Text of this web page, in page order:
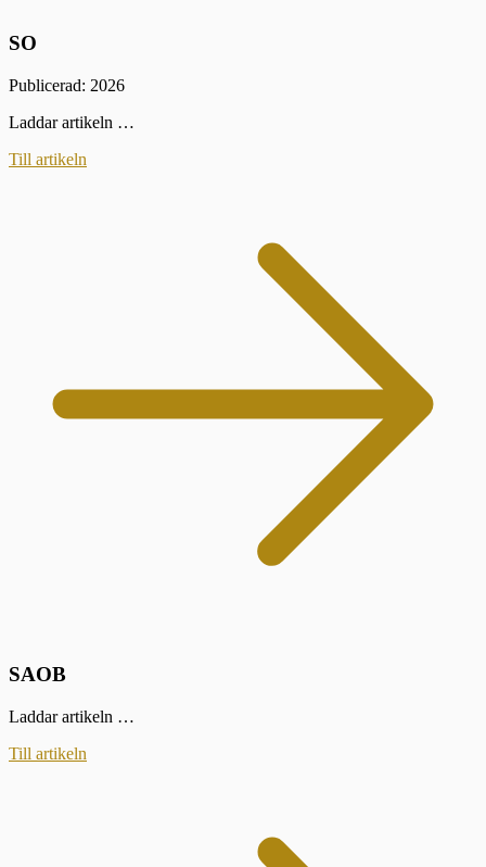
SO
Publicerad: 2026
Laddar artikeln …
Till artikeln
SAOB
Laddar artikeln …
Till artikeln